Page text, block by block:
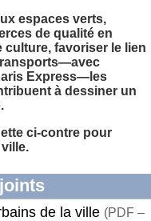
espaces verts,
de qualité en
culture, favoriser le lien
Express—les
à dessiner un
ci-contre pour
de la ville (PDF –